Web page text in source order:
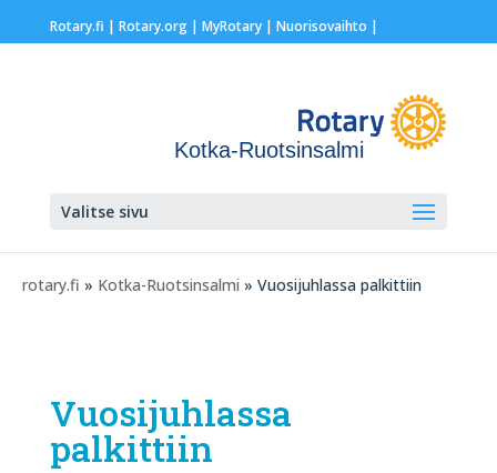
Rotary.fi | Rotary.org| MyRotary | Nuorisovaihto |
Kotka-Ruotsinsalmi
Valitse sivu
rotary.fi » Kotka-Ruotsinsalmi » Vuosijuhlassa palkittiin
Vuosijuhlassa
palkittiin